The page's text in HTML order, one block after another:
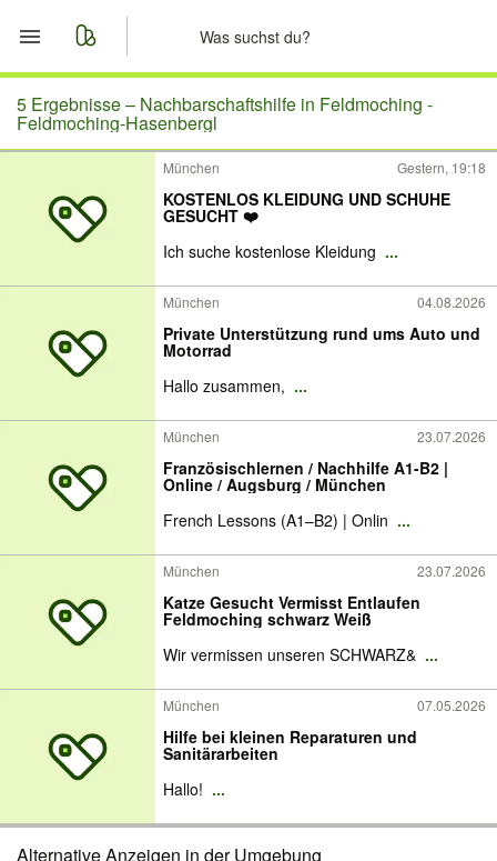
Start
Merkliste
Nachrichten
Anzeige aufgeben
5 Ergebnisse – Nachbarschaftshilfe in Feldmoching -
Feldmoching-Hasenbergl
München Gestern, 19:18
KOSTENLOS KLEIDUNG UND SCHUHE
GESUCHT ❤️
Ich suche kostenlose Kleidung ...
München 04.08.2026
Private Unterstützung rund ums Auto und
Motorrad
Hallo zusammen, ...
München 23.07.2026
Französischlernen / Nachhilfe A1-B2 |
Online / Augsburg / München
French Lessons (A1–B2) | Onlin ...
München 23.07.2026
Katze Gesucht Vermisst Entlaufen
Feldmoching schwarz Weiß
Wir vermissen unseren SCHWARZ& ...
München 07.05.2026
Hilfe bei kleinen Reparaturen und
Sanitärarbeiten
Hallo! ...
Alternative Anzeigen in der Umgebung